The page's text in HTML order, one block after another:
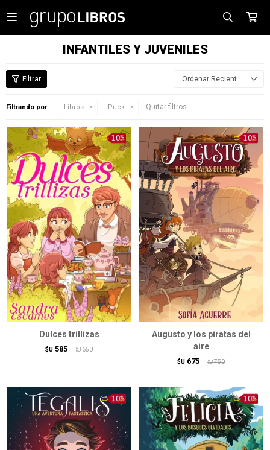

INFANTILES Y JUVENILES
Recientes
Filtrando por: Libros Puck Quitar filtros
Dulces trillizas
$U 585 $U 650
Augusto y los piratas del
aire
$U 675 $U 750